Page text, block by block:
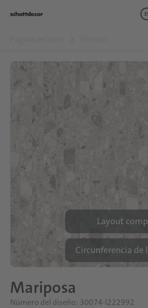
Productos
Sobre nosotros
Sostenibilidad
Layout
Circunferencia de
Mariposa
Número del diseño: 30074-l222992